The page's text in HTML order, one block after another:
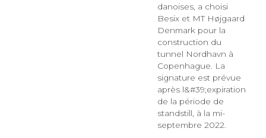
danoises, a choisi
Besix et MT Højgaard
Denmark pour la
construction du
tunnel Nordhavn à
Copenhague. La
signature est prévue
après l&#39;expiration
de la période de
standstill, à la mi-
septembre 2022.